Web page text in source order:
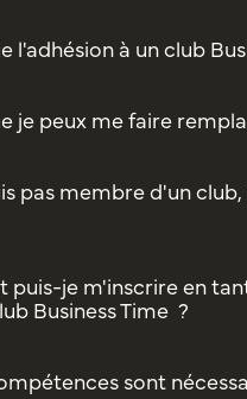
l'adhésion à un club
je peux me faire
pas membre d'un
puis-je m'inscrire en
Business Time ?
sont